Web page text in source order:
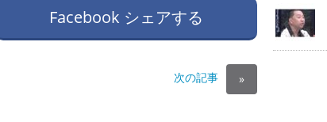
Facebook シェアする
次の記事 »